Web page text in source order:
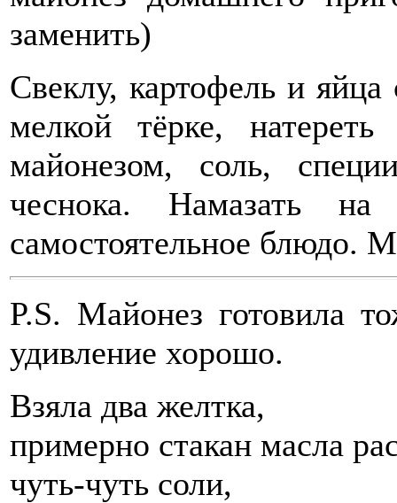
заменить)
Свеклу, картофель и яйца
мелкой тёрке,
майонезом, соль,
чеснока. Намазать
самостоятельное блюдо.
P.S. Майонез готовила
удивление хорошо.
Взяла два желтка,
примерно стакан масла
чуть-чуть соли,